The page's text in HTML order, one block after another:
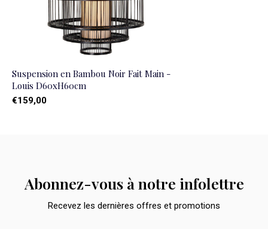
Suspension en Bambou Noir Fait Main -
Louis D60xH60cm
€159,00
Abonnez-vous à notre infolettre
Recevez les dernières offres et promotions